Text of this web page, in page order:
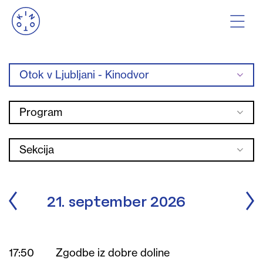
Otok v Ljubljani - Kinodvor
Program
Sekcija
21. september 2026
17:50 Zgodbe iz dobre doline